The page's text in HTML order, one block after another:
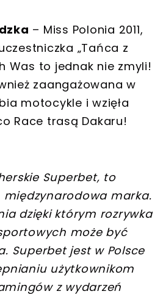
– Miss Polonia 2011,
„Tańca z
Was to jednak nie zmyli!
zaangażowana w
motocykle i wzięła
Race trasą Dakaru!
Superbet, to
międzynarodowa marka.
dzięki którym rozrywka
może być
Superbet jest w Polsce
użytkownikom
z wydarzeń